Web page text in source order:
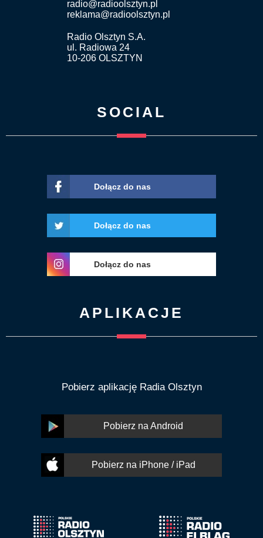
radio@radioolsztyn.pl
reklama@radioolsztyn.pl
Radio Olsztyn S.A.
ul. Radiowa 24
10-206 OLSZTYN
SOCIAL
Dołącz do nas
Dołącz do nas
Dołącz do nas
APLIKACJE
Pobierz aplikację Radia Olsztyn
Pobierz na Android
Pobierz na iPhone / iPad